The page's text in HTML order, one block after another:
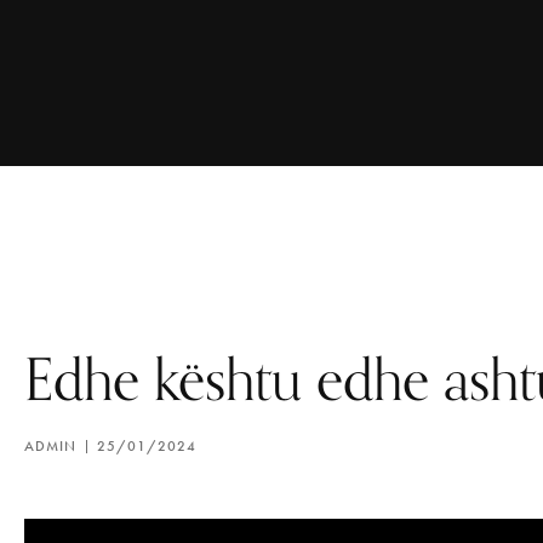
Edhe kështu edhe
ADMIN 25/01/2024